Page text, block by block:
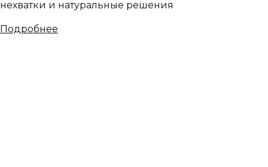
нехватки и натуральные решения
Подробнее